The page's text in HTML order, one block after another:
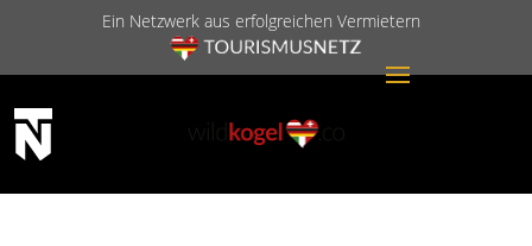
Ein Netzwerk aus erfolgreichen Vermietern